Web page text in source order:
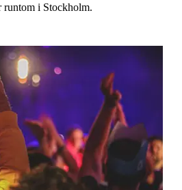
runtom i Stockholm.